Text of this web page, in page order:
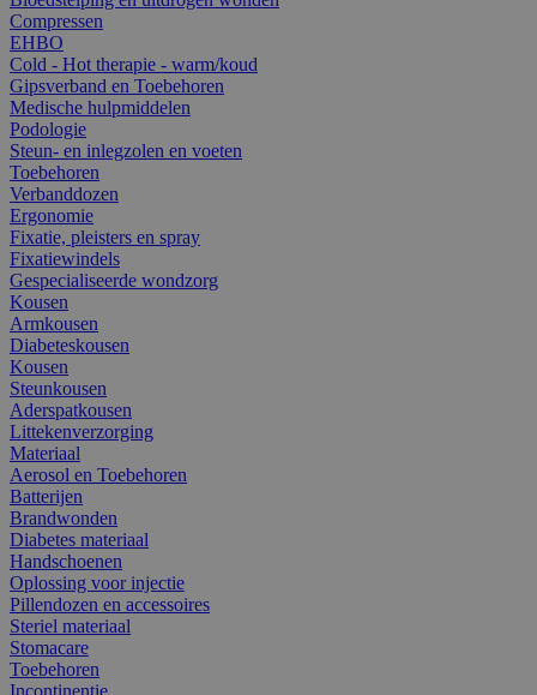
Compressen
EHBO
Cold - Hot therapie - warm/koud
Gipsverband en Toebehoren
Medische hulpmiddelen
Podologie
Steun- en inlegzolen en voeten
Toebehoren
Verbanddozen
Ergonomie
Fixatie, pleisters en spray
Fixatiewindels
Gespecialiseerde wondzorg
Kousen
Armkousen
Diabeteskousen
Kousen
Steunkousen
Aderspatkousen
Littekenverzorging
Materiaal
Aerosol en Toebehoren
Batterijen
Brandwonden
Diabetes materiaal
Handschoenen
Oplossing voor injectie
Pillendozen en accessoires
Steriel materiaal
Stomacare
Toebehoren
Incontinentie